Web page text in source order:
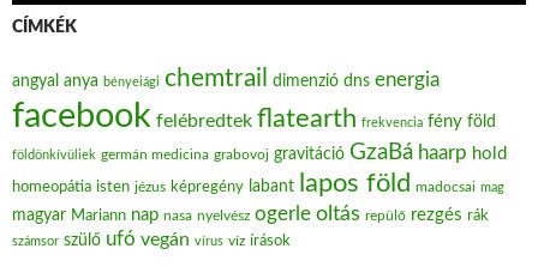
CÍMKÉK
angyal anya bényeiági chemtrail dimenzió dns energia
facebook felébredtek flatearth frekvencia fény föld
földönkívüliek germán medicina grabovoj gravitáció GzaBá haarp hold
homeopátia isten jézus képregény labant lapos föld madocsai mag
magyar Mariann nap nasa nyelvész ogerle oltás repülő rezgés rák
számsor szülő ufó vegán vírus víz írások